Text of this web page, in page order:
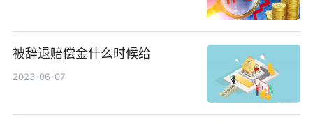
被辞退赔偿金什么时候给
2023-06-07